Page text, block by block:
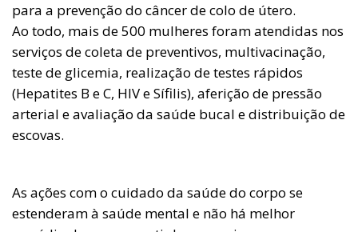
para a prevenção do câncer de colo de útero.
Ao todo, mais de 500 mulheres foram atendidas nos
serviços de coleta de preventivos, multivacinação,
teste de glicemia, realização de testes rápidos
(Hepatites B e C, HIV e Sífilis), aferição de pressão
arterial e avaliação da saúde bucal e distribuição de
escovas.
As ações com o cuidado da saúde do corpo se
estenderam à saúde mental e não há melhor